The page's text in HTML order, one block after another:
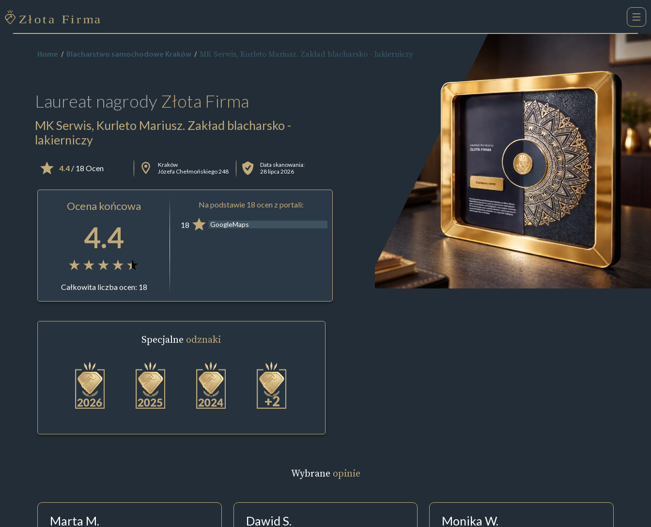
Home Blacharstwo samochodowe Kraków MK Serwis, Kurleto Mariusz. Zakład blacharsko - lakierniczy
Laureat nagrody Złota Firma
MK Serwis, Kurleto Mariusz. Zakład blacharsko -
lakierniczy
4.4/ 18 Ocen
Kraków
Józefa Chełmońskiego 248
Data skanowania:
28 lipca 2026
Ocena końcowa
4.4
Całkowita liczba ocen: 18
Na podstawie 18 ocen z portali:
18 GoogleMaps
Specjalne odznaki
+2
Wybrane opinie
Marta M. Dawid S. Monika W.